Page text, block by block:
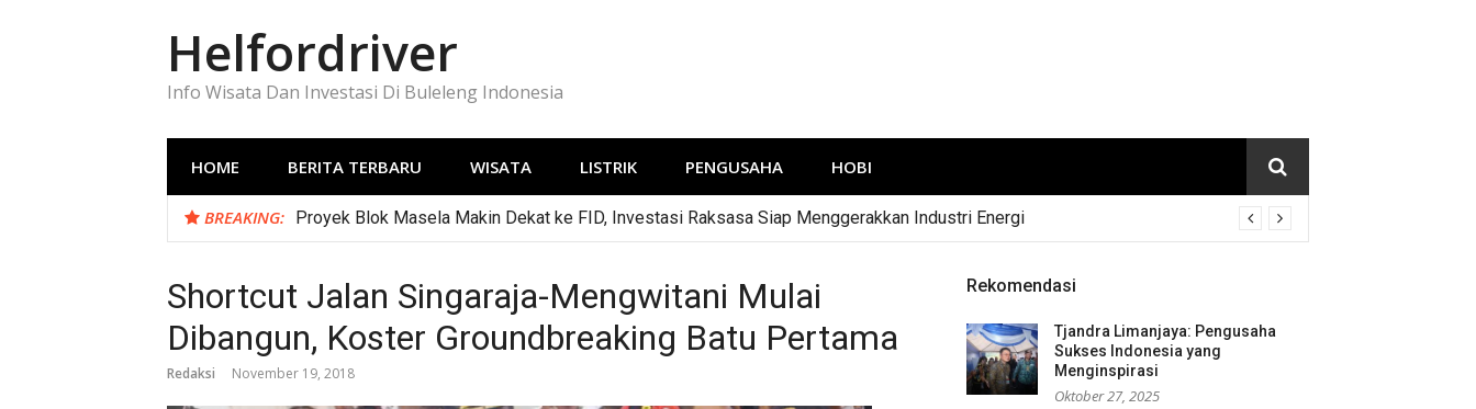
Helfordriver
Info Wisata Dan Investasi Di Buleleng Indonesia
HOME BERITA TERBARU WISATA LISTRIK PENGUSAHA HOBI
BREAKING: Proyek Blok Masela Makin Dekat ke FID, Investasi Raksasa Siap Menggerakkan Industri Energi
Shortcut Jalan Singaraja-Mengwitani Mulai
Dibangun, Koster Groundbreaking Batu Pertama
Redaksi November 19, 2018
Rekomendasi
Tjandra Limanjaya: Pengusaha
Sukses Indonesia yang
Menginspirasi
Oktober 27, 2025